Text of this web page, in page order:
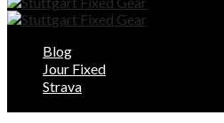
Blog
Jour Fixed
Strava